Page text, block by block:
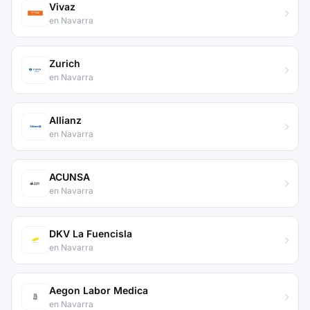
Vivaz
en Navarra
Zurich
en Navarra
Allianz
en Navarra
ACUNSA
en Navarra
DKV La Fuencisla
en Navarra
Aegon Labor Medica
en Navarra